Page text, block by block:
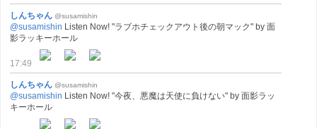
しんちゃん @susamishin
@susamishin Listen Now! "ラブホチェックアウト後の朝マック" by 面
影ラッキーホール
17:49
しんちゃん @susamishin
@susamishin Listen Now! "今夜、悪魔は天使に負けない" by 面影ラッ
キーホール